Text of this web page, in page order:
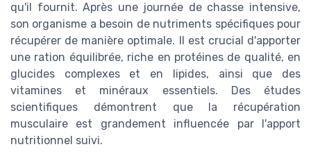
qu'il fournit. Après une journée de chasse intensive,
son organisme a besoin de nutriments spécifiques pour
récupérer de manière optimale. Il est crucial d'apporter
une ration équilibrée, riche en protéines de qualité, en
glucides complexes et en lipides, ainsi que des
vitamines et minéraux essentiels. Des études
scientifiques démontrent que la récupération
musculaire est grandement influencée par l'apport
nutritionnel suivi.